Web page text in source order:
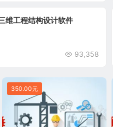
维工程结构设计软件
93,358
350.00元